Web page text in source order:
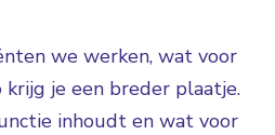
we werken, wat voor
je een breder plaatje.
inhoudt en wat voor